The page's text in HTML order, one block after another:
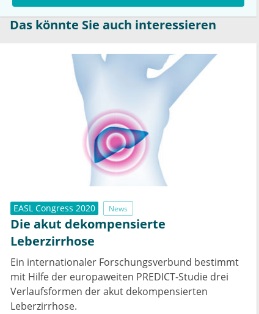
Das könnte Sie auch interessieren
EASL Congress 2020 News
Die akut dekompensierte
Leberzirrhose
Ein internationaler Forschungsverbund bestimmt
mit Hilfe der europaweiten PREDICT-Studie drei
Verlaufsformen der akut dekompensierten
Leberzirrhose.